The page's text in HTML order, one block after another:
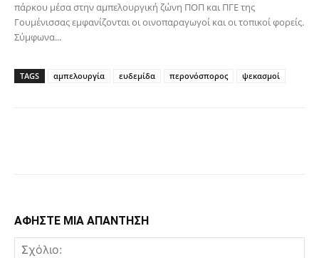
πάρκου μέσα στην αμπελουργική ζώνη ΠΟΠ και ΠΓΕ της
Γουμένισσας εμφανίζονται οι οινοπαραγωγοί και οι τοπικοί φορείς.
Σύμφωνα...
TAGS αμπελουργία ευδεμίδα περονόσπορος ψεκασμοί
ΑΦΗΣΤΕ ΜΙΑ ΑΠΑΝΤΗΣΗ